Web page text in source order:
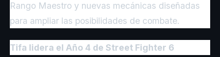
Rango Maestro y nuevas mecánicas diseñadas
para ampliar las posibilidades de combate.
Tifa lidera el Año 4 de Street Fighter 6